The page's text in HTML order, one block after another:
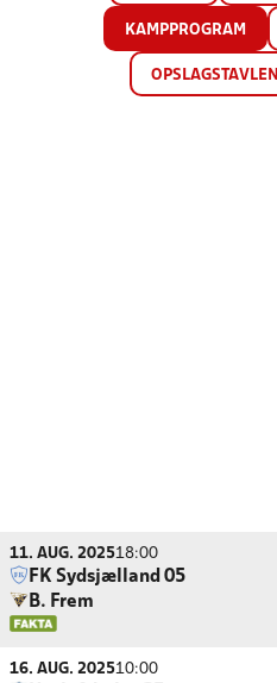
KAMPPROGRAM
OPSLAGSTAVLEN
11. AUG. 202518:00
FK Sydsjælland 05
B. Frem
16. AUG. 202510:00